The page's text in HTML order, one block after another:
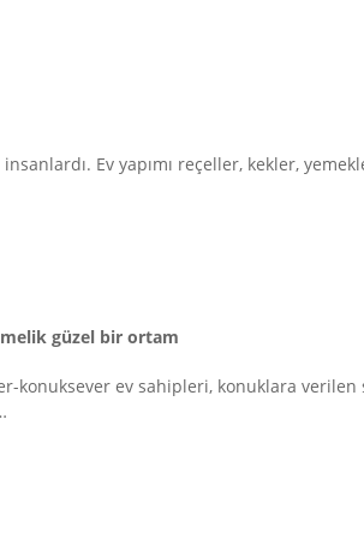
Ev yapımı reçeller, kekler,
güzel bir ortam
konuksever ev sahipleri, konuklara verilen